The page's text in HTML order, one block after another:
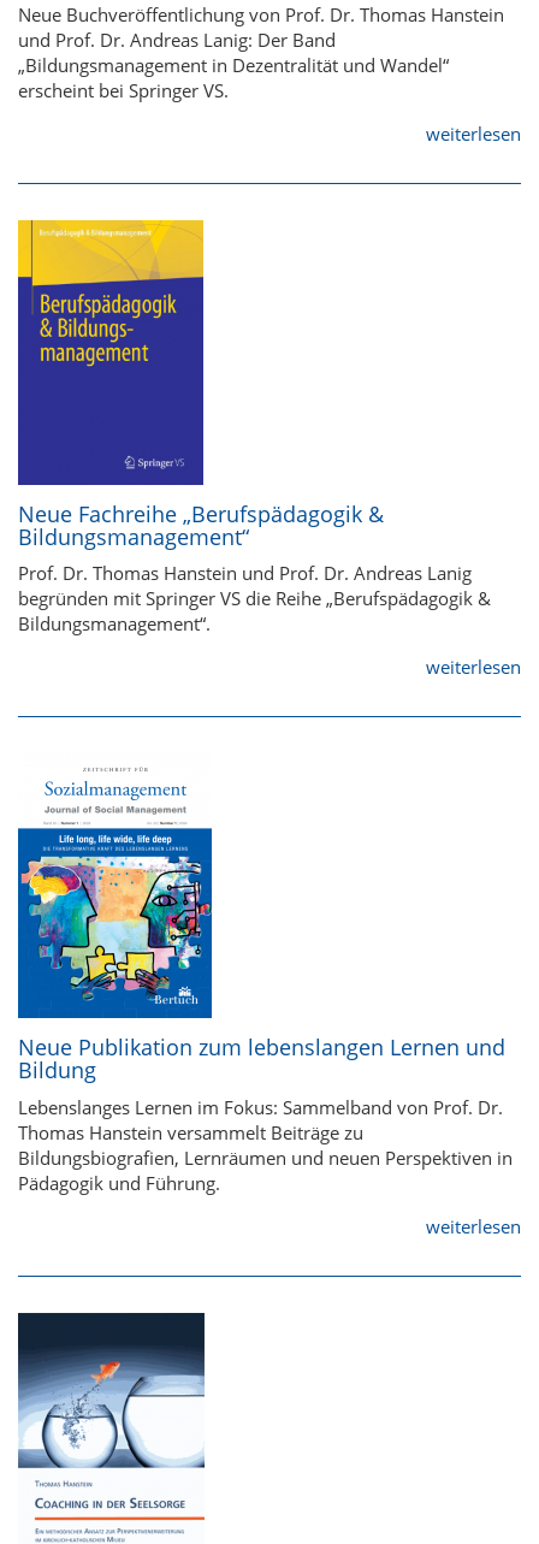
Neue Buchveröffentlichung von Prof. Dr. Thomas Hanstein
und Prof. Dr. Andreas Lanig: Der Band
„Bildungsmanagement in Dezentralität und Wandel“
erscheint bei Springer VS.
weiterlesen
Neue Fachreihe „Berufspädagogik &
Bildungsmanagement“
Prof. Dr. Thomas Hanstein und Prof. Dr. Andreas Lanig
begründen mit Springer VS die Reihe „Berufspädagogik &
Bildungsmanagement“.
weiterlesen
Neue Publikation zum lebenslangen Lernen und
Bildung
Lebenslanges Lernen im Fokus: Sammelband von Prof. Dr.
Thomas Hanstein versammelt Beiträge zu
Bildungsbiografien, Lernräumen und neuen Perspektiven in
Pädagogik und Führung.
weiterlesen